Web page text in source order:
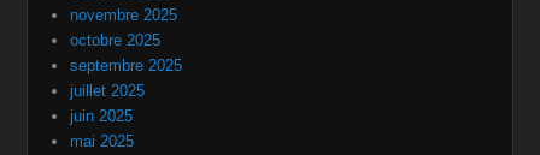
novembre 2025
octobre 2025
septembre 2025
juillet 2025
juin 2025
mai 2025